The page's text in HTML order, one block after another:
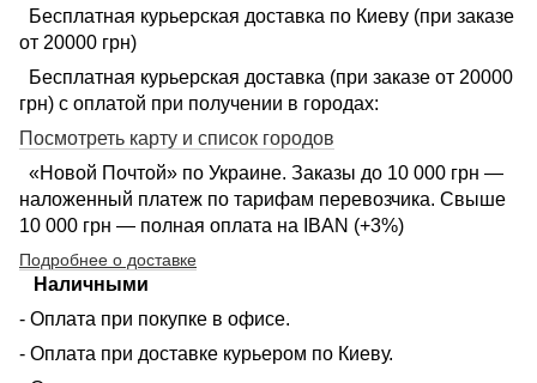
Бесплатная курьерская доставка по Киеву (при заказе
от 20000 грн)
Бесплатная курьерская доставка (при заказе от 20000
грн) с оплатой при получении в городах:
Посмотреть карту и список городов
«Новой Почтой» по Украине. Заказы до 10 000 грн —
наложенный платеж по тарифам перевозчика. Свыше
10 000 грн — полная оплата на IBAN (+3%)
Подробнее о доставке
Наличными
- Оплата при покупке в офисе.
- Оплата при доставке курьером по Киеву.